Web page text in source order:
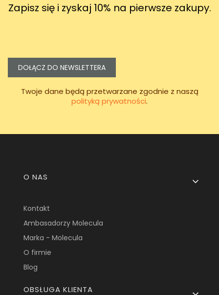
Zapisz się i zyskaj 10% na pierwsze zakupy.
DOŁĄCZ DO NEWSLETTERA
Twoje dane będą przetwarzane zgodnie z naszą
polityką prywatności.
Linki w stopce
O NAS
Kontakt
Ambasadorzy Molecula
Marka - Molecula
O firmie
Blog
OBSŁUGA KLIENTA